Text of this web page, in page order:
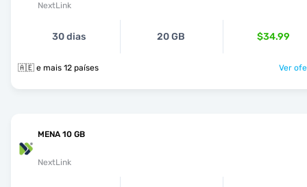
NextLink
30 dias 20 GB $34.99
🇦🇪 e mais 12 países Ver
MENA 10 GB
NextLink